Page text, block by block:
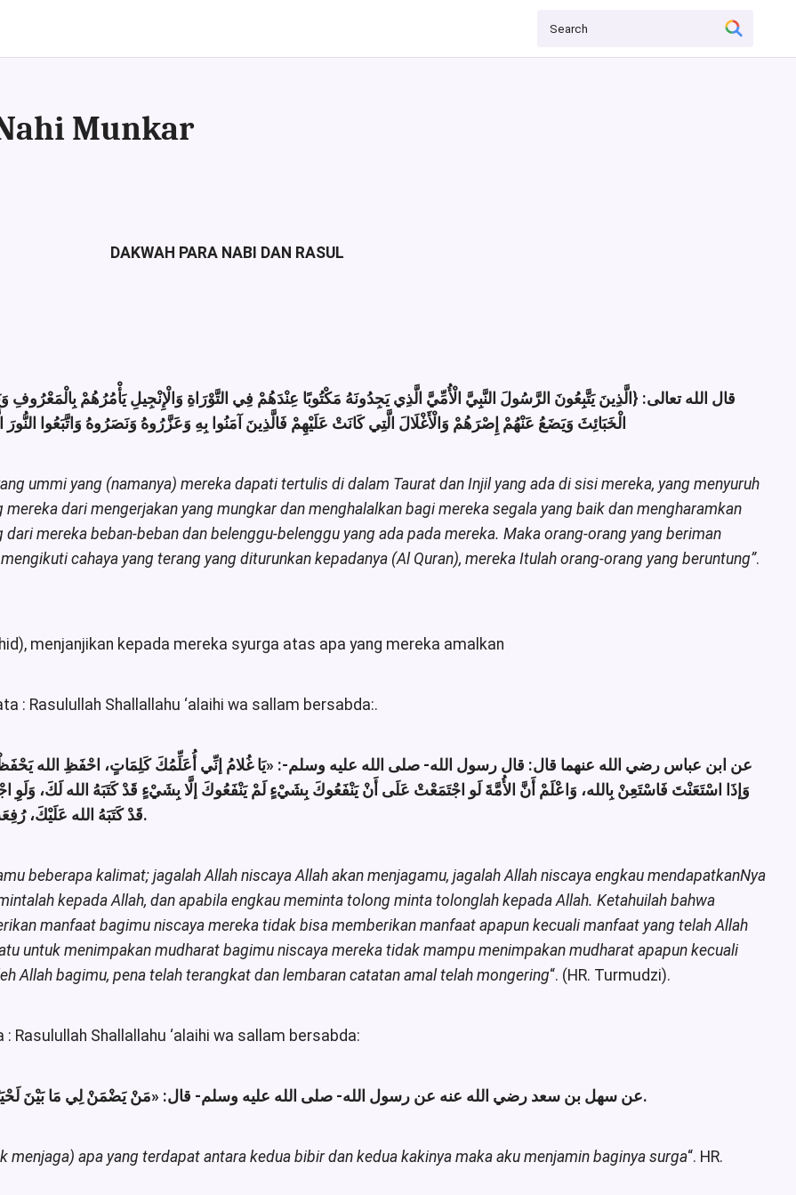
Munkar
DAKWAH PARA NABI DAN RASUL
قال الله تعالى: {الَّذِينَ يَتَّبِعُونَ الرَّسُولَ النَّبِيَّ الْأُمِّيَّ الَّذِي يَجِدُونَهُ مَكْتُوبًا عِنْدَهُمْ فِي التَّوْرَاةِ وَالْإِنْجِيلِ يَأْمُرُهُمْ
الْخَبَائِثَ وَيَضَعُ عَنْهُمْ إِصْرَهُمْ وَالْأَغْلَالَ الَّتِي كَانَتْ عَلَيْهِمْ فَالَّذِينَ آمَنُوا بِهِ وَعَزَّرُوهُ وَنَصَرُوهُ وَاتَّبَعُوا النُّورَ
ummi yang (namanya) mereka dapati tertulis di dalam Taurat dan Injil yang ada di sisi mereka, yang menyuruh
mereka dari mengerjakan yang mungkar dan menghalalkan bagi mereka segala yang baik dan mengharamkan
mereka beban-beban dan belenggu-belenggu yang ada pada mereka. Maka orang-orang yang beriman
cahaya yang terang yang diturunkan kepadanya (Al Quran), mereka Itulah orang-orang yang beruntung”.
menjanjikan kepada mereka syurga atas apa yang mereka amalkan
: Rasulullah Shallallahu ‘alaihi wa sallam bersabda:.
عن ابن عباس رضي الله عنهما قال: قال رسول الله- صلى الله عليه وسلم-: «يَا غُلامُ إنِّي أُعَلِّمُكَ كَلِمَاتٍ، احْفَظِ الله
وَإذَا اسْتَعَنْتَ فَاسْتَعِنْ بِالله، وَاعْلَمْ أَنَّ الأُمَّةَ لَو اجْتَمَعْتْ عَلَى أَنْ يَنْفَعُوكَ بِشَيْءٍ لَمْ يَنْفَعُوكَ إلَّا بِشَيْءٍ قَدْ كَتَبَهُ الله لَكَ،
قَدْ كَتَبَهُ الله عَلَيْكَ،. أخرجه أحمد والترمذي.
beberapa kalimat; jagalah Allah niscaya Allah akan menjagamu, jagalah Allah niscaya engkau mendapatkanNya
kepada Allah, dan apabila engkau meminta tolong minta tolonglah kepada Allah. Ketahuilah bahwa
manfaat bagimu niscaya mereka tidak bisa memberikan manfaat apapun kecuali manfaat yang telah Allah
untuk menimpakan mudharat bagimu niscaya mereka tidak mampu menimpakan mudharat apapun kecuali
Allah bagimu, pena telah terangkat dan lembaran catatan amal telah mongering“. (HR. Turmudzi).
: Rasulullah Shallallahu ‘alaihi wa sallam bersabda:
عن سهل بن سعد رضي الله عنه عن رسول الله- صلى الله عليه وسلم- قال: «مَنْ يَضْمَنْ لِي مَا بَيْنَ أخرجه البخاري.
menjaga) apa yang terdapat antara kedua bibir dan kedua kakinya maka aku menjamin baginya surga“. HR.